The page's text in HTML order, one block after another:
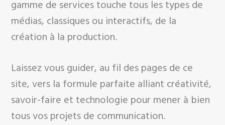
gamme de services touche tous les types de
médias, classiques ou interactifs, de la
création à la production.
Laissez vous guider, au fil des pages de ce
site, vers la formule parfaite alliant créativité,
savoir-faire et technologie pour mener à bien
tous vos projets de communication.